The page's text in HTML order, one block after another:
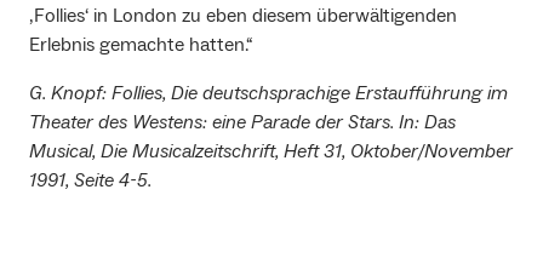
‚Follies‘ in London zu eben diesem überwältigenden
Erlebnis gemachte hatten.“
G. Knopf: Follies, Die deutschsprachige Erstaufführung im
Theater des Westens: eine Parade der Stars. In: Das
Musical, Die Musicalzeitschrift, Heft 31, Oktober/November
1991, Seite 4-5.